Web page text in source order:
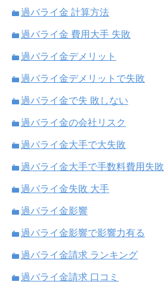
過バライ金 計算方法
過バライ金 費用大手 失敗
過バライ金デメリット
過バライ金デメリットで失敗
過バライ金で失 敗しない
過バライ金の会社リスク
過バライ金大手で大失敗
過バライ金大手で手数料費用失敗
過バライ金失敗 大手
過バライ金影響
過バライ金影響で影響力有る
過バライ金請求 ランキング
過バライ金請求 口コミ